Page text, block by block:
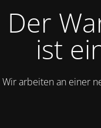
Der
ist
Wir arbeiten an einer